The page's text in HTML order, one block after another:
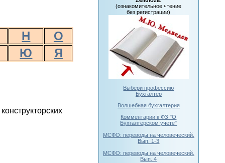
Н
О
Ю Я
(ознакомительное чтение
без регистрации)
Выбери профессию
Бухгалтер
Волшебная бухгалтерия
Комментарии к ФЗ "О
Бухгалтерском учете"
МСФО: переводы на человеческий.
Вып. 1-3
МСФО: переводы на человеческий.
Вып. 4